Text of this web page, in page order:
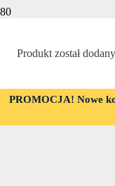
Produkt został
PROMOCJA! Nowe